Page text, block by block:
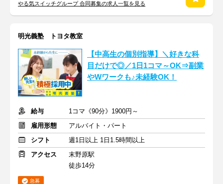
やる気スイッチグループ 合同募集の求人一覧を見る
明光義塾 トヨタ教室
【中高生の個別指導】＼好きな科
目だけで◎／1日1コマ～OK⇒副業
やWワークも♪未経験OK！
給与
1コマ《90分》1900円～
雇用形態
アルバイト・パート
シフト
週1日以上 1日1.5時間以上
アクセス
末野原駅
徒歩14分
急募